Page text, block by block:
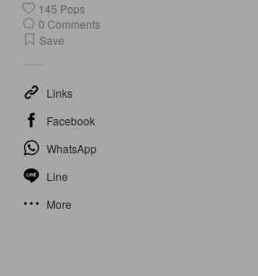
145 Pops
0 Comments
Save
Links
Facebook
WhatsApp
Line
More